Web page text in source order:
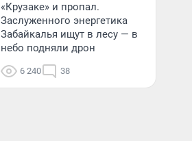
«Крузаке» и пропал.
Заслуженного энергетика
Забайкалья ищут в лесу — в
небо подняли дрон
6 240 38